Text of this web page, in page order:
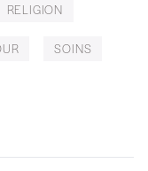
RELIGION
SOINS